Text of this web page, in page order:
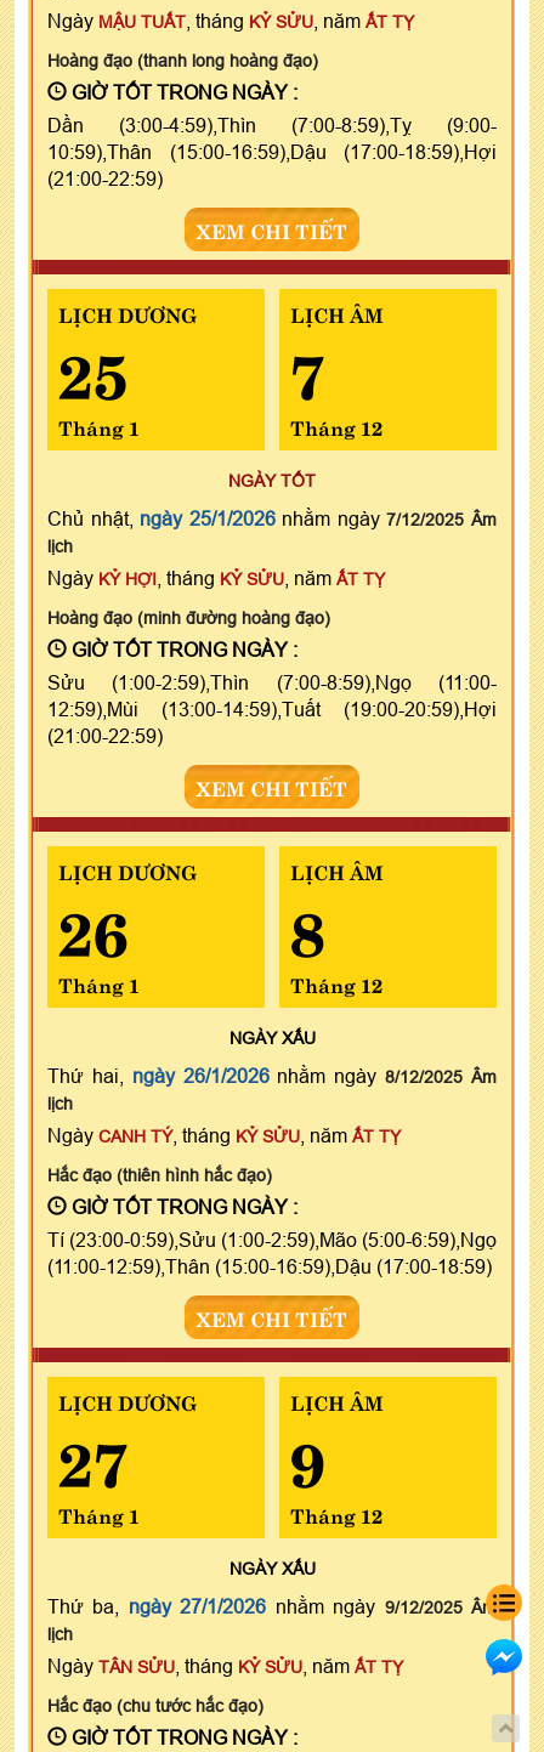
Ngày MẬU TUẤT , tháng KỶ SỬU , năm ẤT TỴ
Hoàng đạo (thanh long hoàng đạo)
GIỜ TỐT TRONG NGÀY :
Dần (3:00-4:59),Thìn (7:00-8:59),Tỵ (9:00-
10:59),Thân (15:00-16:59),Dậu (17:00-18:59),Hợi
(21:00-22:59)
XEM CHI TIẾT
LỊCH DƯƠNG
25
Tháng 1
LỊCH ÂM
7
Tháng 12
NGÀY TỐT
Chủ nhật, ngày 25/1/2026nhằm ngày7/12/2025 Âm
lịch
Ngày KỶ HỢI , tháng KỶ SỬU , năm ẤT TỴ
Hoàng đạo (minh đường hoàng đạo)
GIỜ TỐT TRONG NGÀY :
Sửu (1:00-2:59),Thìn (7:00-8:59),Ngọ (11:00-
12:59),Mùi (13:00-14:59),Tuất (19:00-20:59),Hợi
(21:00-22:59)
XEM CHI TIẾT
LỊCH DƯƠNG
26
Tháng 1
LỊCH ÂM
8
Tháng 12
NGÀYXẤU
Thứ hai, ngày 26/1/2026nhằm ngày8/12/2025 Âm
lịch
Ngày CANH TÝ, tháng KỶ SỬU , năm ẤT TỴ
Hắc đạo (thiên hình hắc đạo)
GIỜ TỐT TRONG NGÀY :
Tí (23:00-0:59),Sửu (1:00-2:59),Mão (5:00-6:59),Ngọ
(11:00-12:59),Thân (15:00-16:59),Dậu (17:00-18:59)
XEM CHI TIẾT
LỊCH DƯƠNG
27
Tháng 1
LỊCH ÂM
9
Tháng 12
NGÀYXẤU
Thứ ba, ngày 27/1/2026 nhằm ngày 9/12/2025 Âm
lịch
Ngày TÂN SỬU , tháng KỶ SỬU , năm ẤT TỴ
Hắc đạo (chu tước hắc đạo)
GIỜ TỐT TRONG NGÀY :